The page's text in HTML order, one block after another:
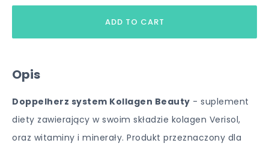
Opis
Doppelherz system Kollagen Beauty - suplement
diety zawierający w swoim składzie kolagen Verisol,
oraz witaminy i minerały. Produkt przeznaczony dla